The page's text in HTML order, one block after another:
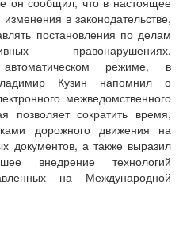
в законодательстве,
постановления по делам
правонарушениях,
режиме, в
Кузин напомнил о
межведомственного
позволяет сократить время,
дорожного движения на
документов, а также выразил
внедрение технологий
на Международной